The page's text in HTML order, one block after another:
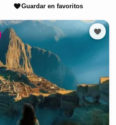
Guardar en favoritos